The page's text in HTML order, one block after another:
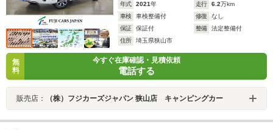
年式 2021年 走行 6.2万km
車検
車検整備付 修復
なし
保証
保証付 整備
法定整備付
住所
埼玉県狭山市
無
料
今すぐ在庫確認・見積依頼
電話する
販売店： （株）フジカーズジャパン 狭山店 キャンピングカー